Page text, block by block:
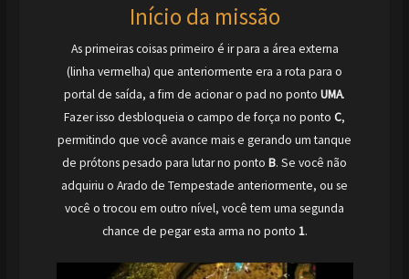
Início da missão
As primeiras coisas primeiro é ir para a área externa
(linha vermelha) que anteriormente era a rota para o
portal de saída, a fim de acionar o pad no ponto UMA.
Fazer isso desbloqueia o campo de força no ponto C,
permitindo que você avance mais e gerando um tanque
de prótons pesado para lutar no ponto B. Se você não
adquiriu o Arado de Tempestade anteriormente, ou se
você o trocou em outro nível, você tem uma segunda
chance de pegar esta arma no ponto 1.